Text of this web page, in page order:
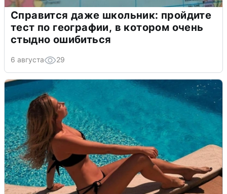
Справится даже школьник: пройдите
тест по географии, в котором очень
стыдно ошибиться
6 августа 29